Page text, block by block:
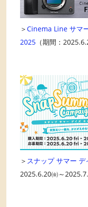
＞Cinema Line サマ
2025 （期間：
＞ スナップ サマー
2025.6.20㈮～